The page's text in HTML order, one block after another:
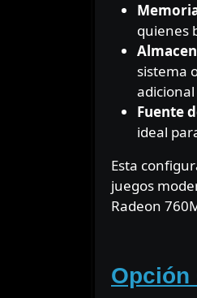
quienes
sistema
Fuente
ideal
Esta
juegos
Radeon
Opción